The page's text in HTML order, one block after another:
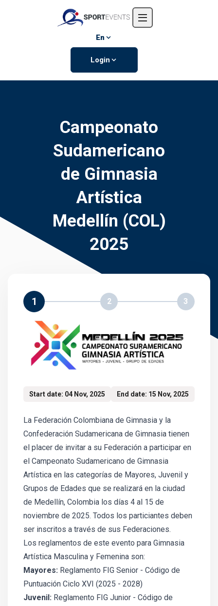
Events
En
Login
Campeonato
Sudamericano
de Gimnasia
Artística
Medellín (COL)
2025
1 2 3
Start date: 04 Nov, 2025 End date: 15 Nov, 2025
La Federación Colombiana de Gimnasia y la
Confederación Sudamericana de Gimnasia tienen
el placer de invitar a su Federación a participar en
el Campeonato Sudamericano de Gimnasia
Artística en las categorías de Mayores, Juvenil y
Grupos de Edades que se realizará en la ciudad
de Medellín, Colombia los días 4 al 15 de
noviembre de 2025. Todos los particiantes deben
ser inscritos a través de sus Federaciones.
Los reglamentos de este evento para Gimnasia
Artística Masculina y Femenina son:
Mayores: Reglamento FIG Senior - Código de
Puntuación Ciclo XVI (2025 - 2028)
Juvenil: Reglamento FIG Junior - Código de